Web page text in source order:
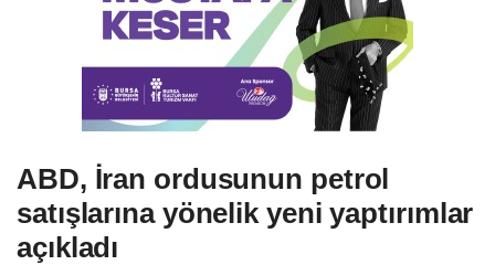
ABD, İran ordusunun petrol
satışlarına yönelik yeni yaptırımlar
açıkladı